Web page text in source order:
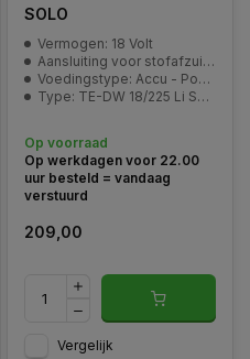
SOLO
Vermogen: 18 Volt
Aansluiting voor stofafzuiging: ja
Voedingstype: Accu - Power-X-Change
Type: TE-DW 18/225 Li Solo
Op voorraad
Op werkdagen voor 22.00
uur besteld = vandaag
verstuurd
209,00
Vergelijk